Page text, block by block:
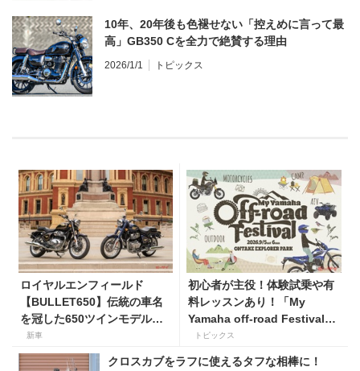
10年、20年後も色褪せない「控えめに言って最
高」GB350 Cを全力で絶賛する理由
2026/1/1 トピックス
ロイヤルエンフィールド
【BULLET650】伝統の車名
を冠した650ツインモデルが
登場。価格98万100円〜で、8
月27日発売！
新車
初心者が主役！体験試乗や有
料レッスンあり！「My
Yamaha off-road Festival」
を9月5日・6日にオンタケエ
クスプローラーパークで実
トピックス
クロスカブをラフに使えるタフな相棒に！